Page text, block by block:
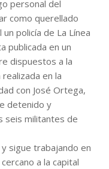
personal del
como querellado
policía de La Línea
publicada en un
dispuestos a la
en la
con José Ortega,
detenido y
seis militantes de
sigue trabajando en
a la capital